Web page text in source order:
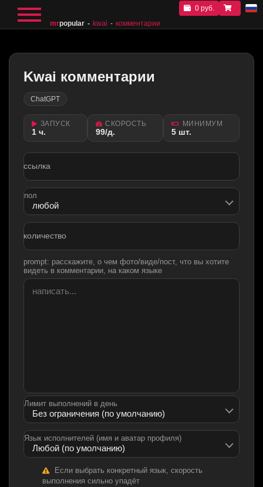
mrpopular kwai комментарии
0 руб.
Kwai комментарии
ChatGPT
ЗАПУСК
1 ч.
СКОРОСТЬ
99/д.
МИНИМУМ
5 шт.
ссылка
пол
количество
prompt: расскажите, о чем фото/виде/пост, что вы хотите
видеть в комментарии, на каком языке
Лимит выполнений в день
Язык исполнителей (имя и аватар профиля)
Если выбрать конкретный язык, скорость
выполнения сильно упадёт